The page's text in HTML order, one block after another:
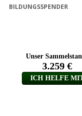
BILDUNGSSPENDER